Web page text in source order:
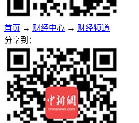
首页 → 财经中心 → 财经频道
分享到：